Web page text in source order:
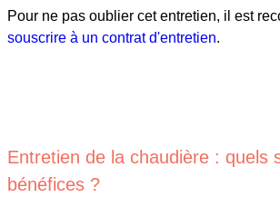
Pour ne pas oublier cet entretien, il est
souscrire à un contrat d'entretien.
Entretien de la chaudière : quels
bénéfices ?